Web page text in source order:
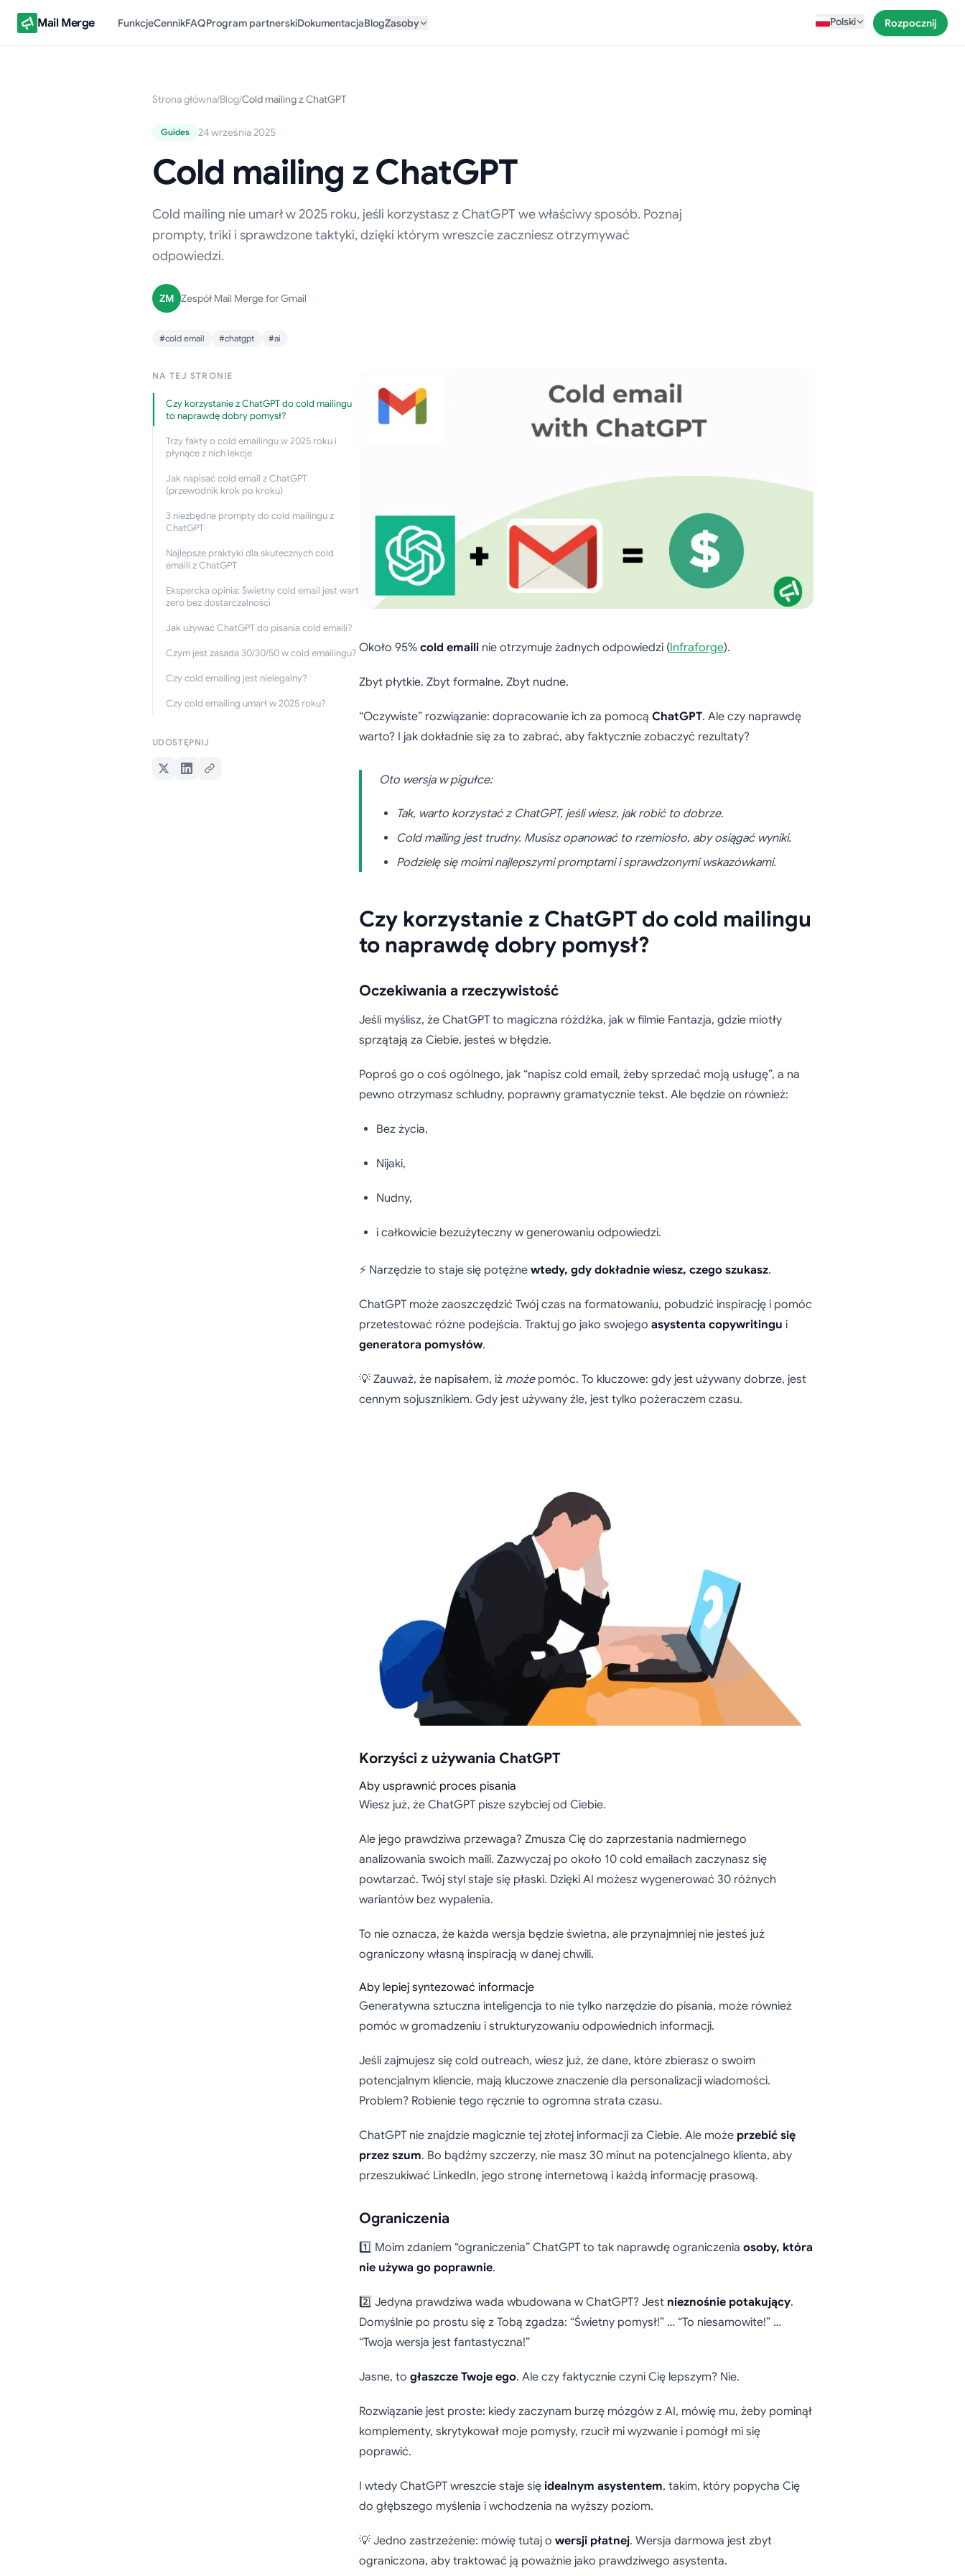
Mail Merge FunkcjeCennikFAQProgram partnerskiDokumentacjaBlogZasoby Polski Rozpocznij
Strona główna/Blog/Cold mailing z ChatGPT
Guides 24 września 2025
Cold mailing z ChatGPT
Cold mailing nie umarł w 2025 roku, jeśli korzystasz z ChatGPT we właściwy sposób. Poznaj
prompty, triki i sprawdzone taktyki, dzięki którym wreszcie zaczniesz otrzymywać
odpowiedzi.
ZM Zespół Mail Merge for Gmail
#cold email #chatgpt #ai
NA TEJ STRONIE
Czy korzystanie z ChatGPT do cold mailingu
to naprawdę dobry pomysł?
Trzy fakty o cold emailingu w 2025 roku i
płynące z nich lekcje
Jak napisać cold email z ChatGPT
(przewodnik krok po kroku)
3 niezbędne prompty do cold mailingu z
ChatGPT
Najlepsze praktyki dla skutecznych cold
emaili z ChatGPT
Ekspercka opinia: Świetny cold email jest wart
zero bez dostarczalności
Jak używać ChatGPT do pisania cold emaili?
Czym jest zasada 30/30/50 w cold emailingu?
Czy cold emailing jest nielegalny?
Czy cold emailing umarł w 2025 roku?
UDOSTĘPNIJ
Około 95% cold emailinie otrzymuje żadnych odpowiedzi (Infraforge).
Zbyt płytkie. Zbyt formalne. Zbyt nudne.
“Oczywiste” rozwiązanie: dopracowanie ich za pomocą ChatGPT. Ale czy naprawdę
warto? I jak dokładnie się za to zabrać, aby faktycznie zobaczyć rezultaty?
Oto wersja w pigułce:
Tak, warto korzystać z ChatGPT, jeśli wiesz, jak robić to dobrze.
Cold mailing jest trudny. Musisz opanować to rzemiosło, aby osiągać wyniki.
Podzielę się moimi najlepszymi promptami i sprawdzonymi wskazówkami.
Czy korzystanie z ChatGPT do cold mailingu
to naprawdę dobry pomysł?
Oczekiwania a rzeczywistość
Jeśli myślisz, że ChatGPT to magiczna różdżka, jak w filmie Fantazja, gdzie miotły
sprzątają za Ciebie, jesteś w błędzie.
Poproś go o coś ogólnego, jak “napisz cold email, żeby sprzedać moją usługę”, a na
pewno otrzymasz schludny, poprawny gramatycznie tekst. Ale będzie on również:
Bez życia,
Nijaki,
Nudny,
i całkowicie bezużyteczny w generowaniu odpowiedzi.
⚡ Narzędzie to staje się potężne wtedy, gdy dokładnie wiesz, czego szukasz.
ChatGPT może zaoszczędzić Twój czas na formatowaniu, pobudzić inspirację i pomóc
przetestować różne podejścia. Traktuj go jako swojego asystenta copywritingu i
generatora pomysłów.
💡 Zauważ, że napisałem, iż możepomóc. To kluczowe: gdy jest używany dobrze, jest
cennym sojusznikiem. Gdy jest używany źle, jest tylko pożeraczem czasu.
Korzyści z używania ChatGPT
Aby usprawnić proces pisania
Wiesz już, że ChatGPT pisze szybciej od Ciebie.
Ale jego prawdziwa przewaga? Zmusza Cię do zaprzestania nadmiernego
analizowania swoich maili. Zazwyczaj po około 10 cold emailach zaczynasz się
powtarzać. Twój styl staje się płaski. Dzięki AI możesz wygenerować 30 różnych
wariantów bez wypalenia.
To nie oznacza, że każda wersja będzie świetna, ale przynajmniej nie jesteś już
ograniczony własną inspiracją w danej chwili.
Aby lepiej syntezować informacje
Generatywna sztuczna inteligencja to nie tylko narzędzie do pisania, może również
pomóc w gromadzeniu i strukturyzowaniu odpowiednich informacji.
Jeśli zajmujesz się cold outreach, wiesz już, że dane, które zbierasz o swoim
potencjalnym kliencie, mają kluczowe znaczenie dla personalizacji wiadomości.
Problem? Robienie tego ręcznie to ogromna strata czasu.
ChatGPT nie znajdzie magicznie tej złotej informacji za Ciebie. Ale może przebić się
przez szum. Bo bądźmy szczerzy, nie masz 30 minut na potencjalnego klienta, aby
przeszukiwać LinkedIn, jego stronę internetową i każdą informację prasową.
Ograniczenia
1️⃣ Moim zdaniem “ograniczenia” ChatGPT to tak naprawdę ograniczenia osoby, która
nie używa go poprawnie.
2️⃣ Jedyna prawdziwa wada wbudowana w ChatGPT? Jest nieznośnie potakujący.
Domyślnie po prostu się z Tobą zgadza: “Świetny pomysł!” … “To niesamowite!” …
“Twoja wersja jest fantastyczna!”
Jasne, to głaszcze Twoje ego. Ale czy faktycznie czyni Cię lepszym? Nie.
Rozwiązanie jest proste: kiedy zaczynam burzę mózgów z AI, mówię mu, żeby pominął
komplementy, skrytykował moje pomysły, rzucił mi wyzwanie i pomógł mi się
poprawić.
I wtedy ChatGPT wreszcie staje się idealnym asystentem, takim, który popycha Cię
do głębszego myślenia i wchodzenia na wyższy poziom.
💡 Jedno zastrzeżenie: mówię tutaj o wersji płatnej. Wersja darmowa jest zbyt
ograniczona, aby traktować ją poważnie jako prawdziwego asystenta.